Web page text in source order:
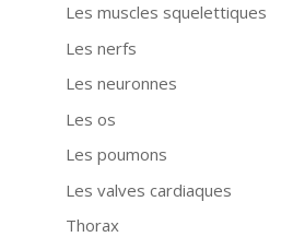
Les muscles squelettiques
Les nerfs
Les neuronnes
Les os
Les poumons
Les valves cardiaques
Thorax